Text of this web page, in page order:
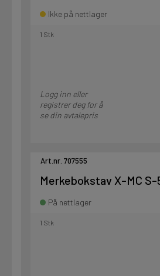
Ikke på nettlager
1 Stk
Logg inn eller
registrer deg for å
se din avtalepris
Art.nr. 707555
Merkebokstav X-MC S-
På nettlager
1 Stk